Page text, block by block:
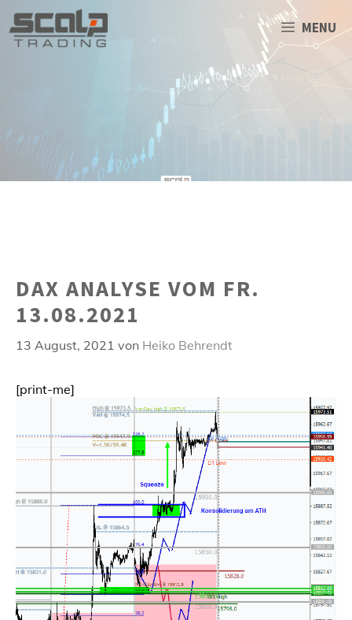
Inhalt
springen
MENU
DAX ANALYSE VOM FR.
13.08.2021
13 August, 2021 von Heiko Behrendt
[print-me]